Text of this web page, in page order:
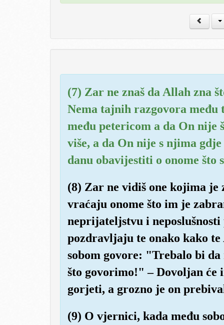
(7) Zar ne znaš da Allah zna
Nema tajnih razgovora
među petericom a da On nije
više, a da On nije s njima
danu obavijestiti o onome
(8) Zar ne vidiš one kojima je
vraćaju onome što im je
neprijateljstvu i
pozdravljaju te onako kako
sobom govore: "Trebalo bi
što govorimo!" – Dovoljan će
gorjeti, a grozno je on
(9) O vjernici, kada među